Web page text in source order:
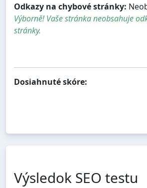
Odkazy na chybové stránky:
Výborně! Vaše stránka neobsahuje
stránky.
Dosiahnuté skóre:
Výsledok SEO testu